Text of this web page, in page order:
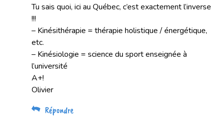
Tu sais quoi, ici au Québec, c’est exactement l’inverse
!!!
– Kinésithérapie = thérapie holistique / énergétique,
etc.
– Kinésiologie = science du sport enseignée à
l’université
A+!
Olivier
Répondre